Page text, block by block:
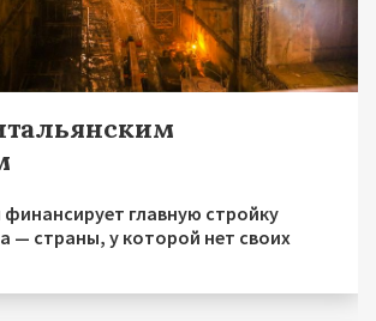
главную стройку
— страны, у которой нет своих